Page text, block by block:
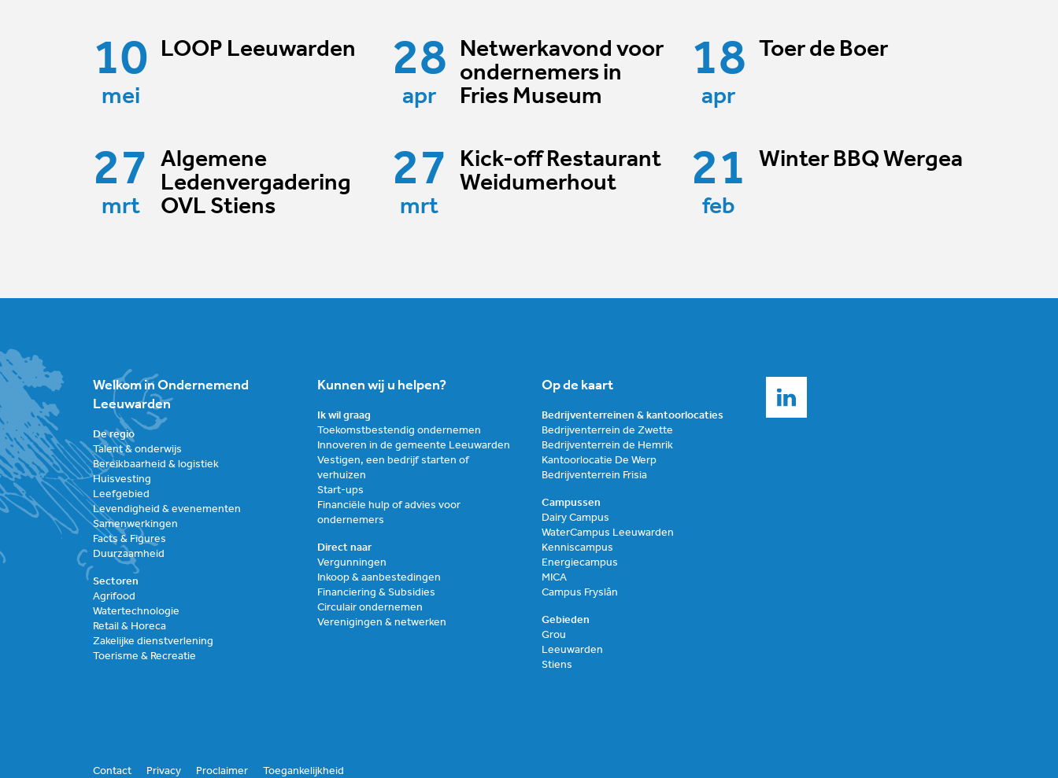
10
mei
LOOP Leeuwarden 28
apr
Netwerkavond voor
ondernemers in
Fries Museum
18
apr
Toer de Boer
27
mrt
Algemene
Ledenvergadering
OVL Stiens
27
mrt
Kick-off Restaurant
Weidumerhout
21
feb
Winter BBQ Wergea
Welkom in Ondernemend
Leeuwarden
De regio
Talent & onderwijs
Bereikbaarheid & logistiek
Huisvesting
Leefgebied
Levendigheid & evenementen
Samenwerkingen
Facts & Figures
Duurzaamheid
Sectoren
Agrifood
Watertechnologie
Retail & Horeca
Zakelijke dienstverlening
Toerisme & Recreatie
Kunnen wij u helpen?
Ik wil graag
Toekomstbestendig ondernemen
Innoveren in de gemeente Leeuwarden
Vestigen, een bedrijf starten of
verhuizen
Start-ups
Financiële hulp of advies voor
ondernemers
Direct naar
Vergunningen
Inkoop & aanbestedingen
Financiering & Subsidies
Circulair ondernemen
Verenigingen & netwerken
Op de kaart
Bedrijventerreinen & kantoorlocaties
Bedrijventerrein de Zwette
Bedrijventerrein de Hemrik
Kantoorlocatie De Werp
Bedrijventerrein Frisia
Campussen
Dairy Campus
WaterCampus Leeuwarden
Kenniscampus
Energiecampus
MICA
Campus Fryslân
Gebieden
Grou
Leeuwarden
Stiens
Contact Privacy Proclaimer Toegankelijkheid